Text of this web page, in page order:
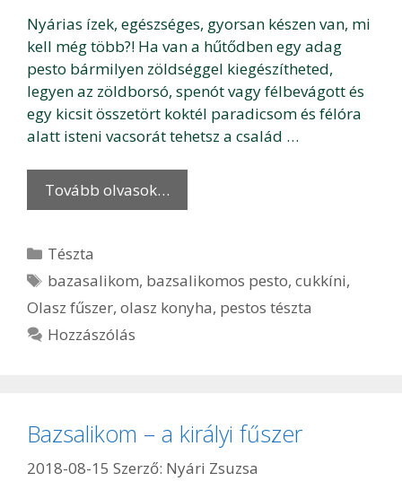
Nyárias ízek, egészséges, gyorsan készen van, mi
kell még több?! Ha van a hűtődben egy adag
pesto bármilyen zöldséggel kiegészítheted,
legyen az zöldborsó, spenót vagy félbevágott és
egy kicsit összetört koktél paradicsom és félóra
alatt isteni vacsorát tehetsz a család …
Tovább olvasok…
Kategória
Tészta
Címkék
bazasalikom, bazsalikomos pesto,cukkíni,
Olasz fűszer, olasz konyha, pestos tészta
Hozzászólás
Bazsalikom – a királyi fűszer
2018-08-15 Szerző: Nyári Zsuzsa